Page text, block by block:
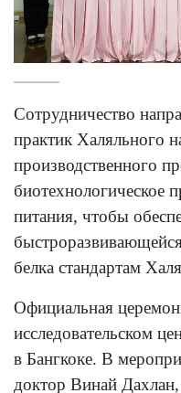
Сотрудничество
практик Халяльного
производственного
биотехнологическое
питания, чтобы
белка стандартам
Официальная
исследовательском
в Бангкоке. В
доктор Винай